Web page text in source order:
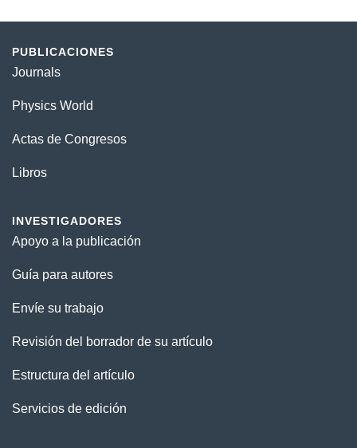
PUBLICACIONES
Journals
Physics World
Actas de Congresos
Libros
INVESTIGADORES
Apoyo a la publicación
Guía para autores
Envíe su trabajo
Revisión del borrador de su artículo
Estructura del artículo
Servicios de edición